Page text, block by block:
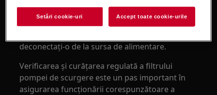
simplă și poate fi găsită în manualul de utilizare
al mașinii dvs. de spălat. Merită să ne amintim
deconectați-o de la sursa de alimentare.
Verificarea și curățarea regulată a filtrului
pompei de scurgere este un pas important în
asigurarea funcționării corespunzătoare a
Setări cookie-uri Accept toate cookie-urile